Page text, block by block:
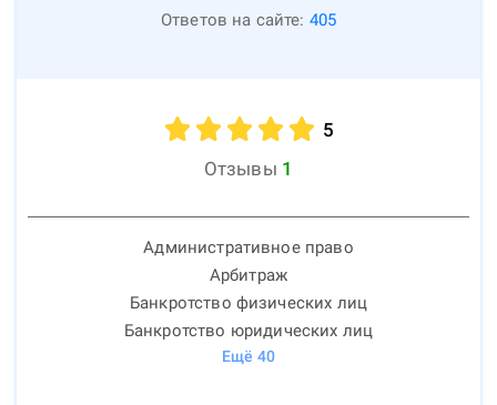
Ответов на сайте: 405
5
Отзывы 1
Административное право
Арбитраж
Банкротство физических лиц
Банкротство юридических лиц
Ещё 40